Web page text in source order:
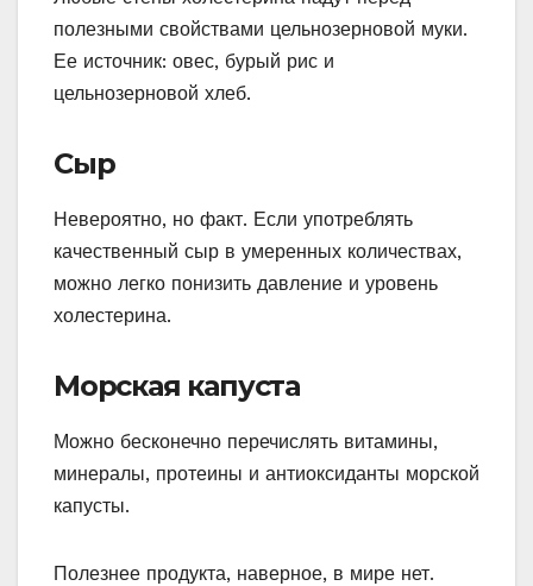
полезными свойствами цельнозерновой муки.
Ее источник: овес, бурый рис и
цельнозерновой хлеб.
Cыр
Невероятно, но факт. Если употреблять
качественный сыр в умеренных количествах,
можно легко понизить давление и уровень
холестерина.
Морская капуста
Можно бесконечно перечислять витамины,
минералы, протеины и антиоксиданты морской
капусты.
Полезнее продукта, наверное, в мире нет.